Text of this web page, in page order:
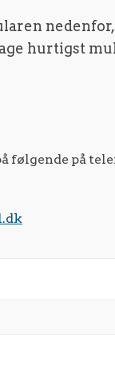
hurtigst
følgende på